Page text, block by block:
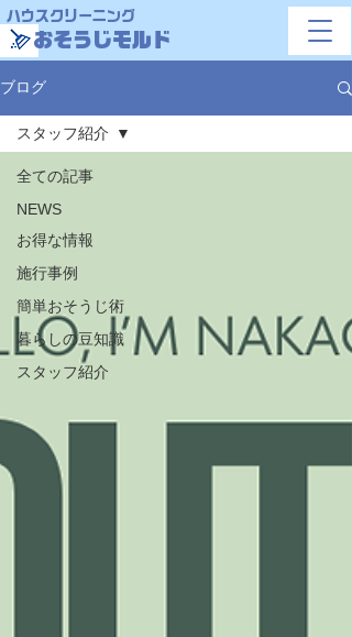
ハウスクリーニング
おそうじモルド
ブログ
全ての記事
NEWS
お得な情報
施行事例
簡単おそうじ術
暮らしの豆知識
スタッフ紹介
スタッフ紹介